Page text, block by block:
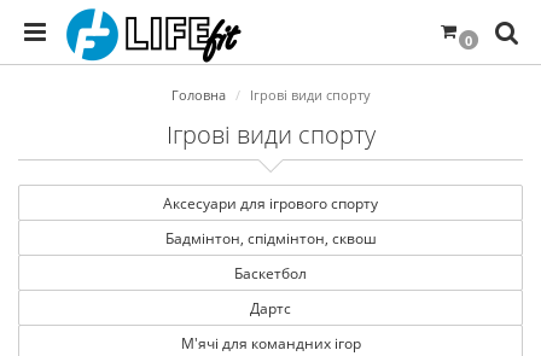
0
Головна Ігрові види спорту
Ігрові види спорту
Аксесуари для ігрового спорту
Бадмінтон, спідмінтон, сквош
Баскетбол
Дартс
М'ячі для командних ігор